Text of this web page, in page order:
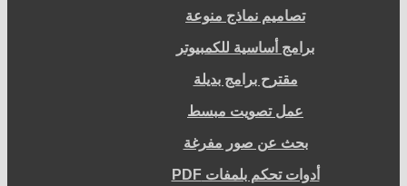
تصاميم نماذج منوعة
برامج أساسية للكمبيوتر
مقترح برامج بديلة
عمل تصويت مبسط
بحث عن صور مفرغة
أدوات تحكم بلمفات PDF